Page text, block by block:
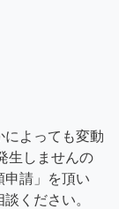
によっても変動
生しませんの
申請」を頂い
ください。